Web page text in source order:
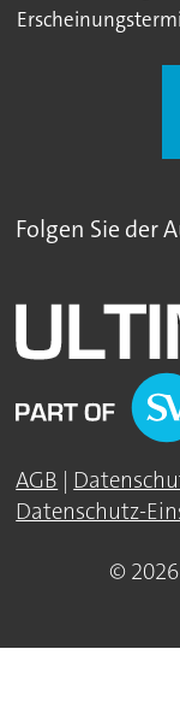
Folgen Sie der
AGB |
Datenschutz-
©